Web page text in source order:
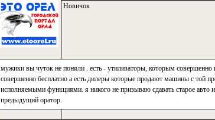
Новичок
мужики вы чуток не поняли . есть - утилизаторы, которым совершенно
совершенно бесплатно а есть дилеры которые продают машины с той
исполняемыми функциями. я никого не призываю сдавать старое авто
предыдущий оратор.